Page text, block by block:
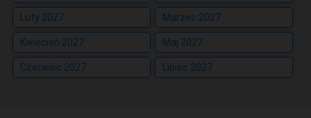
Luty 2027 Marzec 2027
Kwiecień 2027 Maj 2027
Czerwiec 2027 Lipiec 2027